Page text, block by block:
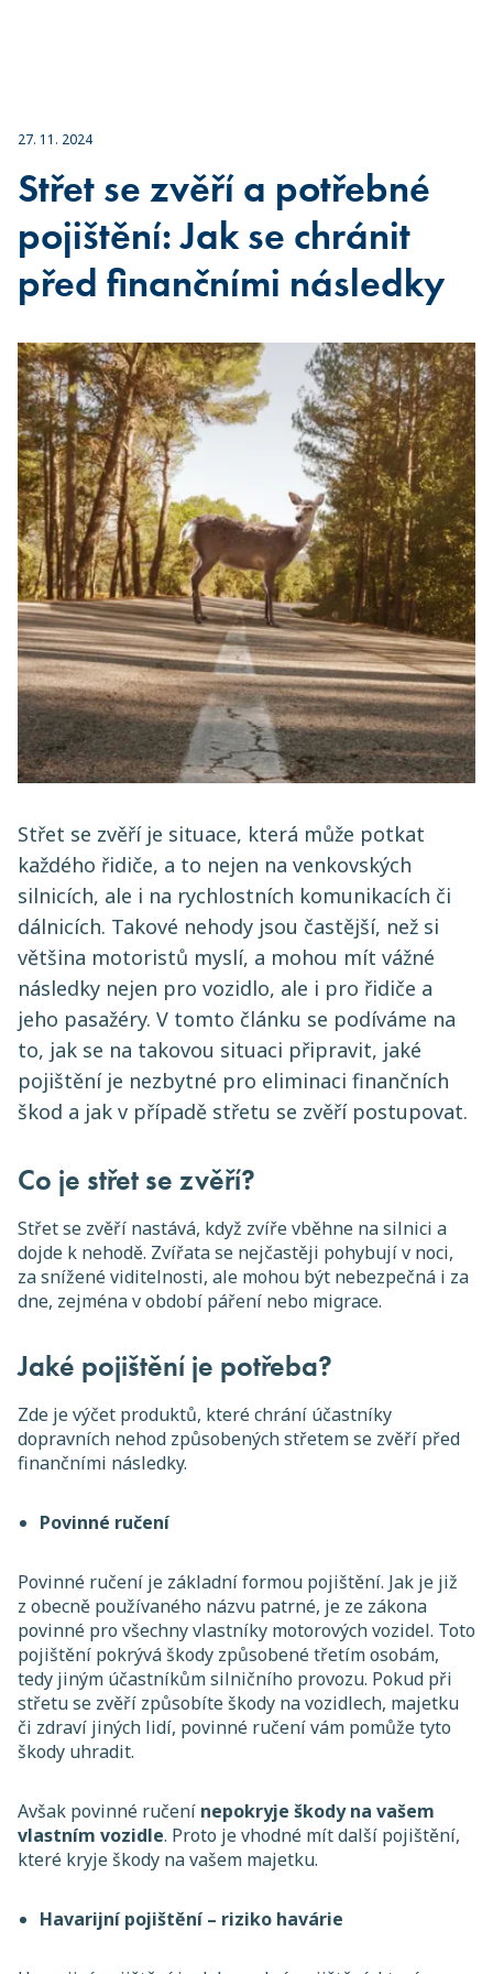
27. 11. 2024
Střet se zvěří a potřebné
pojištění: Jak se chránit
před finančními následky
Střet se zvěří je situace, která může potkat
každého řidiče, a to nejen na venkovských
silnicích, ale i na rychlostních komunikacích či
dálnicích. Takové nehody jsou častější, než si
většina motoristů myslí, a mohou mít vážné
následky nejen pro vozidlo, ale i pro řidiče a
jeho pasažéry. V tomto článku se podíváme na
to, jak se na takovou situaci připravit, jaké
pojištění je nezbytné pro eliminaci finančních
škod a jak v případě střetu se zvěří postupovat.
Co je střet se zvěří?
Střet se zvěří nastává, když zvíře vběhne na silnici a
dojde k nehodě. Zvířata se nejčastěji pohybují v noci,
za snížené viditelnosti, ale mohou být nebezpečná i za
dne, zejména v období páření nebo migrace.
Jaké pojištění je potřeba?
Zde je výčet produktů, které chrání účastníky
dopravních nehod způsobených střetem se zvěří před
finančními následky.
Povinné ručení
Povinné ručení je základní formou pojištění. Jak je již
z obecně používaného názvu patrné, je ze zákona
povinné pro všechny vlastníky motorových vozidel. Toto
pojištění pokrývá škody způsobené třetím osobám,
tedy jiným účastníkům silničního provozu. Pokud při
střetu se zvěří způsobíte škody na vozidlech, majetku
či zdraví jiných lidí, povinné ručení vám pomůže tyto
škody uhradit.
Avšak povinné ručení nepokryje škody na vašem
vlastním vozidle. Proto je vhodné mít další pojištění,
které kryje škody na vašem majetku.
Havarijní pojištění – riziko havárie